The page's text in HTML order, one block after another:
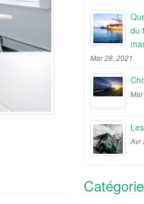
du
Mar 28, 2021
Avr